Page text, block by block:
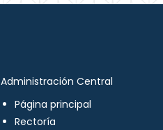
Administración Central
Página principal
Rectoría